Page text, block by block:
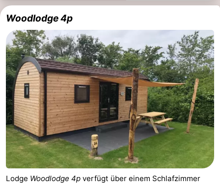
Woodlodge 4p
Lodge Woodlodge 4p verfügt über einem Schlafzimmer